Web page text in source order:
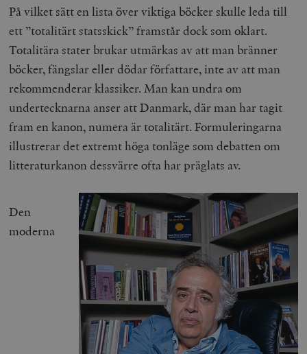
På vilket sätt en lista över viktiga böcker skulle leda till
ett ”totalitärt statsskick” framstår dock som oklart.
Totalitära stater brukar utmärkas av att man bränner
böcker, fängslar eller dödar författare, inte av att man
rekommenderar klassiker. Man kan undra om
undertecknarna anser att Danmark, där man har tagit
fram en kanon, numera är totalitärt. Formuleringarna
illustrerar det extremt höga tonläge som debatten om
litteraturkanon dessvärre ofta har präglats av.
Den
moderna